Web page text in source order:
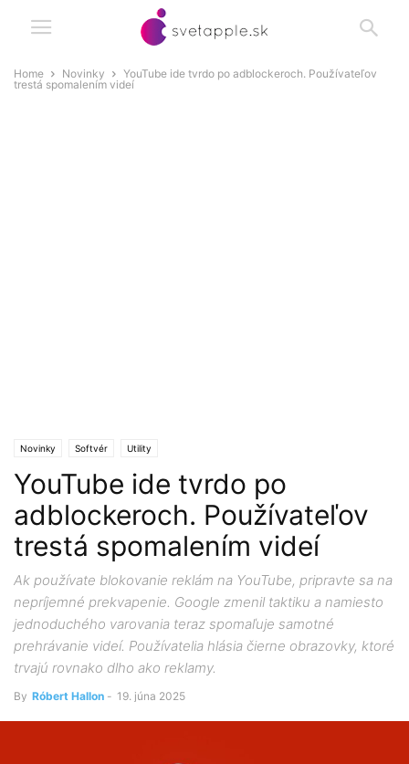
Home Novinky
YouTube ide tvrdo po adblockeroch. Používateľov
trestá spomalením videí
Novinky Softvér Utility
YouTube ide tvrdo po
adblockeroch. Používateľov
trestá spomalením videí
Ak používate blokovanie reklám na YouTube, pripravte sa na
nepríjemné prekvapenie. Google zmenil taktiku a namiesto
jednoduchého varovania teraz spomaľuje samotné
prehrávanie videí. Používatelia hlásia čierne obrazovky, ktoré
trvajú rovnako dlho ako reklamy.
By Róbert Hallon - 19. júna 2025